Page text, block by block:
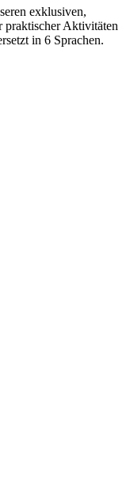
exklusiven,
praktischer Aktivitäten
in 6 Sprachen.